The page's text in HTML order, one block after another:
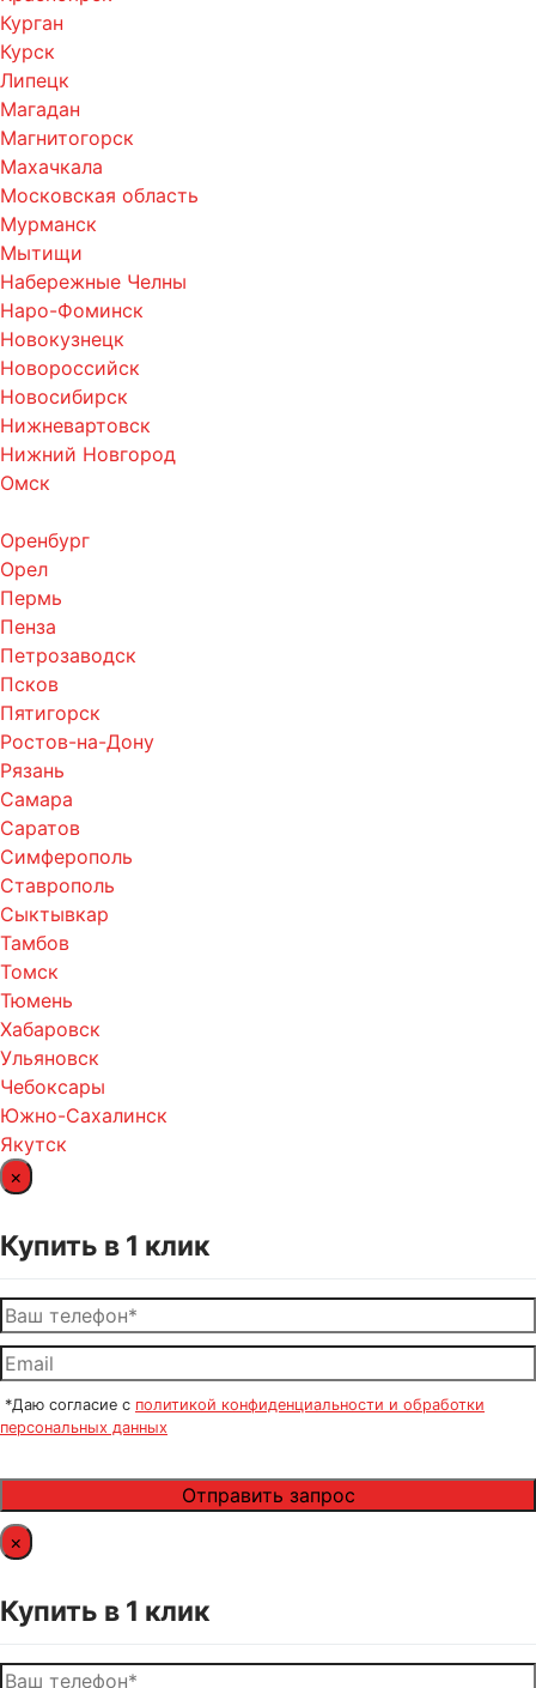
Курган
Курск
Липецк
Магадан
Магнитогорск
Махачкала
Московская область
Мурманск
Мытищи
Набережные Челны
Наро-Фоминск
Новокузнецк
Новороссийск
Новосибирск
Нижневартовск
Нижний Новгород
Омск
Оренбург
Орел
Пермь
Пенза
Петрозаводск
Псков
Пятигорск
Ростов-на-Дону
Рязань
Самара
Саратов
Симферополь
Ставрополь
Сыктывкар
Тамбов
Томск
Тюмень
Хабаровск
Ульяновск
Чебоксары
Южно-Сахалинск
Якутск
×
Купить в 1 клик
*Даю согласие с политикой конфиденциальности и обработки
персональных данных
×
Купить в 1 клик